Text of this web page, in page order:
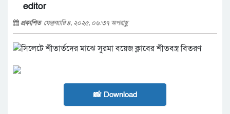
editor
প্রকাশিত ফেব্রুয়ারি ৪, ২০২৫, ০৬:৩৭ অপরাহ্ণ
📸 Download